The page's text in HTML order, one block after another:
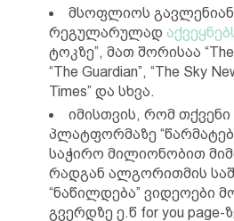
მსოფლიოს
რეგულარულად
ტოკზე”, მათ შორისაა “The
“The Guardian”, “The Sky
Times” და სხვა.
იმისთვის, რომ თქვენი
პლატფორმაზე
საჭირო მილიონობით
რადგან ალგორითმის
“ნაწილდება” ვიდეოები
გვერდზე ე.წ for you page-